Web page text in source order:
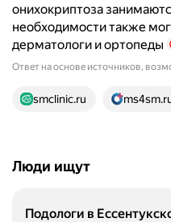
онихокриптоза
необходимости также
дерматологи и ортопеды
Ответ на основе источников,
13 источников
smclinic.ru
Люди ищут
Подологи в